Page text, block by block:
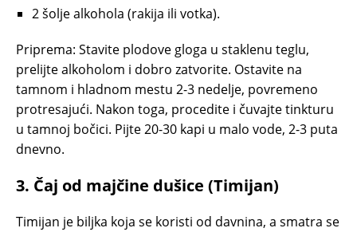
2 šolje alkohola (rakija ili votka).
Priprema: Stavite plodove gloga u staklenu teglu,
prelijte alkoholom i dobro zatvorite. Ostavite na
tamnom i hladnom mestu 2-3 nedelje, povremeno
protresajući. Nakon toga, procedite i čuvajte tinkturu
u tamnoj bočici. Pijte 20-30 kapi u malo vode, 2-3 puta
dnevno.
3. Čaj od majčine dušice (Timijan)
Timijan je biljka koja se koristi od davnina, a smatra se